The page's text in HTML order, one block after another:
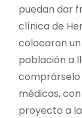
puedan dar
clínica de
colocaron
población a
médicas,
proyecto a